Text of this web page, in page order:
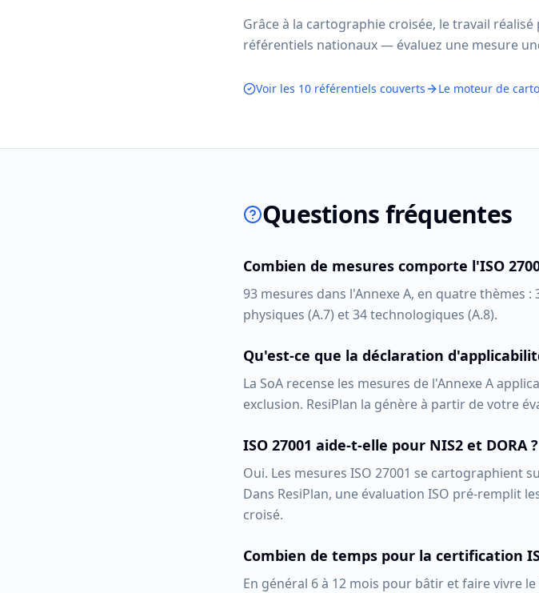
Grâce à la cartographie croisée, le travail
référentiels nationaux — évaluez une mesure
Voir les 10 référentiels couverts Le moteur de
Questions fréquentes
Combien de mesures comporte l'ISO
93 mesures dans l'Annexe A, en quatre thèmes
physiques (A.7) et 34 technologiques (A.8).
Qu'est-ce que la déclaration
La SoA recense les mesures de l'Annexe A
exclusion. ResiPlan la génère à partir de votre
ISO 27001 aide-t-elle pour NIS2 et DORA ?
Oui. Les mesures ISO 27001 se cartographient
Dans ResiPlan, une évaluation ISO pré-remplit
croisé.
Combien de temps pour la certification
En général 6 à 12 mois pour bâtir et faire vivre